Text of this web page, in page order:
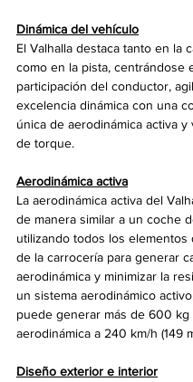
Dinámica del vehículo
El Valhalla destaca tanto en la
como en la pista, centrándose
participación del conductor,
excelencia dinámica con una
única de aerodinámica activa y
de torque.
Aerodinámica activa
La aerodinámica activa del
de manera similar a un coche
utilizando todos los elementos
de la carrocería para generar
aerodinámica y minimizar la
un sistema aerodinámico
puede generar más de 600 kg
aerodinámica a 240 km/h (149
Diseño exterior e interior